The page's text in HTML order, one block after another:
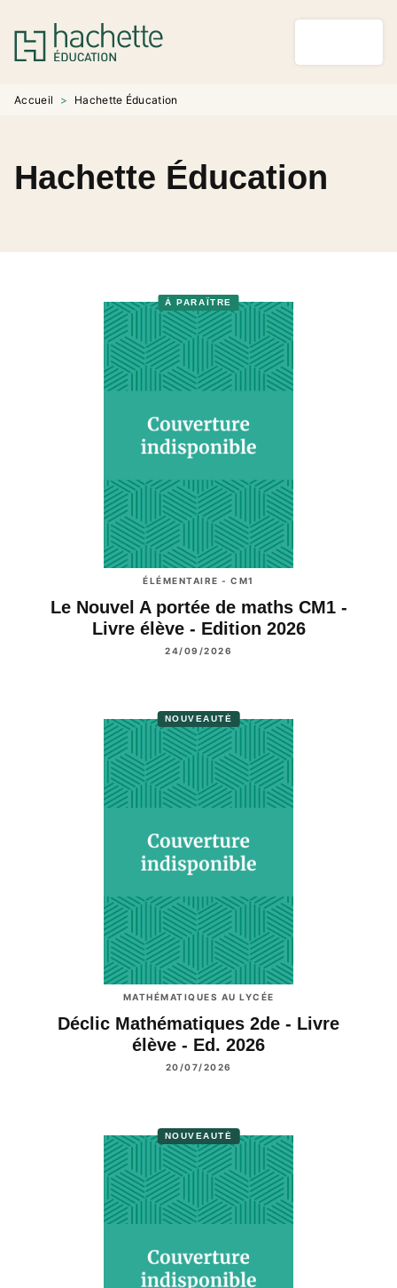
MENU RECHERCHE
PIED DE PAGE
Accueil > Hachette Éducation
Hachette Éducation
À PARAÎTRE
ÉLÉMENTAIRE - CM1
Le Nouvel A portée de maths CM1 -
Livre élève - Edition 2026
24/09/2026
NOUVEAUTÉ
MATHÉMATIQUES AU LYCÉE
Déclic Mathématiques 2de - Livre
élève - Ed. 2026
20/07/2026
NOUVEAUTÉ